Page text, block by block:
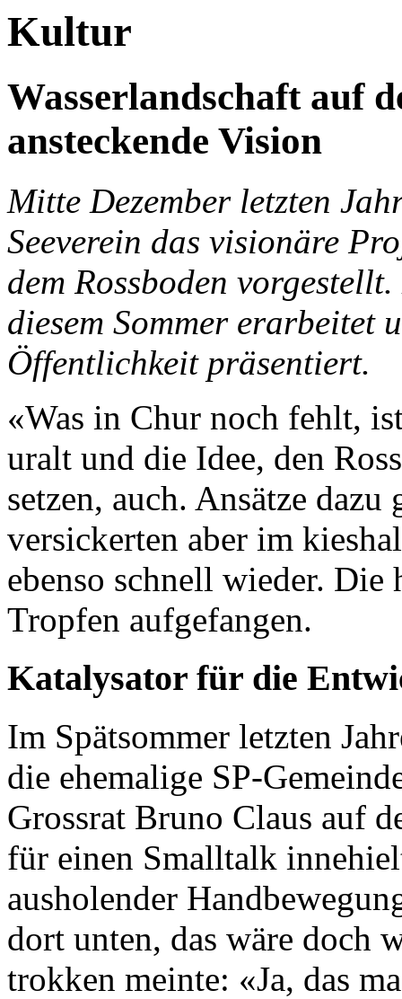
Kultur
Wasserlandschaft auf
ansteckende Vision
Mitte Dezember letzten
Seeverein das visionäre
dem Rossboden
diesem Sommer erarbeitet
Öffentlichkeit präsentiert.
«Was in Chur noch fehlt,
uralt und die Idee, den
setzen, auch. Ansätze
versickerten aber im
ebenso schnell wieder.
Tropfen aufgefangen.
Katalysator für die
Im Spätsommer letzten
die ehemalige SP-
Grossrat Bruno Claus auf
für einen Smalltalk
ausholender
dort unten, das wäre doch
trokken meinte: «Ja, das